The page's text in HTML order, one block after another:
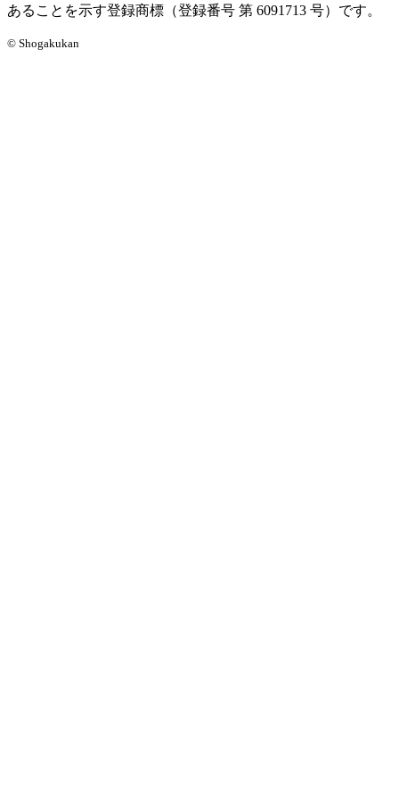
あることを示す登録商標（登録番号 第 6091713 号）です。
© Shogakukan